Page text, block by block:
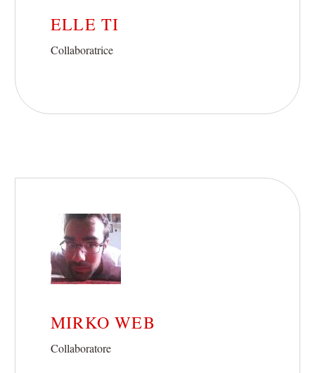
ELLE TI
Collaboratrice
MIRKO WEB
Collaboratore